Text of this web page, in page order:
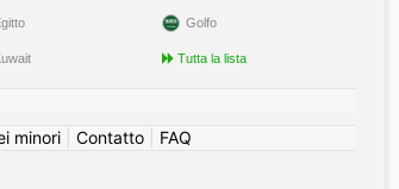
Golfo
Tutta la lista
minori Contatto FAQ